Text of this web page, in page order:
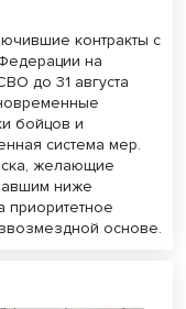
контракты с
на
до 31 августа
бойцов и
система мер.
желающие
ниже
приоритетное
основе.